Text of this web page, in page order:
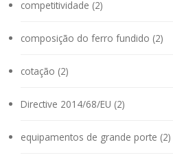
competitividade (2)
composição do ferro fundido (2)
cotação (2)
Directive 2014/68/EU (2)
equipamentos de grande porte (2)